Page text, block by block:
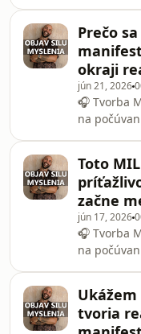
ti pomôže
správnym
aj obraz,
obsah,
na
ovládnuť
nahrávku
ti pomôže
správnym
Prečo
okraji
jún 21, 2026
🎧 Tvorba
na
aj obraz,
obsah,
na
ovládnuť
nahrávku
ti pomôže
správnym
Toto
začne
jún 17, 2026
🎧 Tvorba
na
aj obraz,
obsah,
tvoria